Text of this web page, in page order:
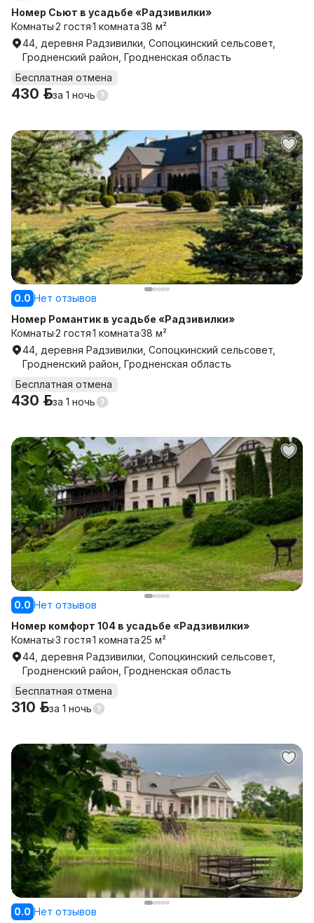
Номер Сьют в усадьбе «Радзивилки»
Комнаты2 гостя1 комната38 м²
44, деревня Радзивилки, Сопоцкинский сельсовет,
Гродненский район, Гродненская область
Бесплатная отмена
430 р.за 1 ночь
0.0 Нет отзывов
Номер Романтик в усадьбе «Радзивилки»
Комнаты2 гостя1 комната38 м²
44, деревня Радзивилки, Сопоцкинский сельсовет,
Гродненский район, Гродненская область
Бесплатная отмена
430 р.за 1 ночь
0.0 Нет отзывов
Номер комфорт 104 в усадьбе «Радзивилки»
Комнаты3 гостя1 комната25 м²
44, деревня Радзивилки, Сопоцкинский сельсовет,
Гродненский район, Гродненская область
Бесплатная отмена
310 р.за 1 ночь
0.0 Нет отзывов